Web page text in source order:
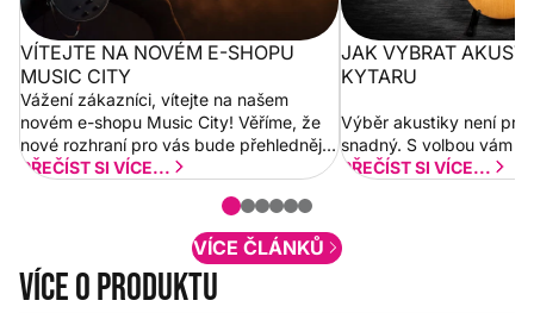
VÍTEJTE NA NOVÉM E-SHOPU
MUSIC CITY
Vážení zákazníci, vítejte na našem
novém e-shopu Music City! Věříme, že
nové rozhraní pro vás bude přehlednější
a rychlejší. Postupně budeme přidávat
PŘEČÍST SI VÍCE...
JAK VYBRAT
KYTARU
Výběr akustiky není pro
snadný. S volbou vám
PŘEČÍST SI VÍCE...
VÍCE ČLÁNKŮ
Více o produktu